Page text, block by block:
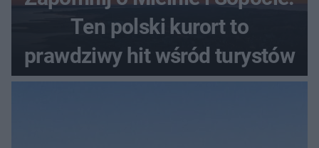
Ten polski kurort to
prawdziwy hit wśród turystów